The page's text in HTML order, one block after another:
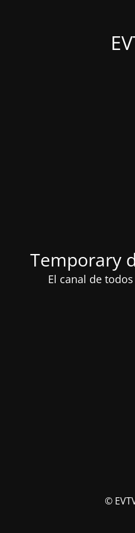
Temporary
El canal de
©